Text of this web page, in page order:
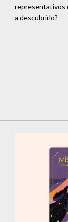
representativos
a descubrirlo?